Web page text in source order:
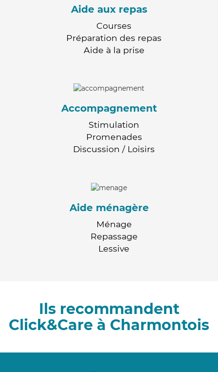
Aide aux repas
Courses
Préparation des repas
Aide à la prise
Accompagnement
Stimulation
Promenades
Discussion / Loisirs
Aide ménagère
Ménage
Repassage
Lessive
Ils recommandent
Click&Care à Charmontois